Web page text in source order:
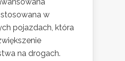
w
pojazdach, która
na drogach.